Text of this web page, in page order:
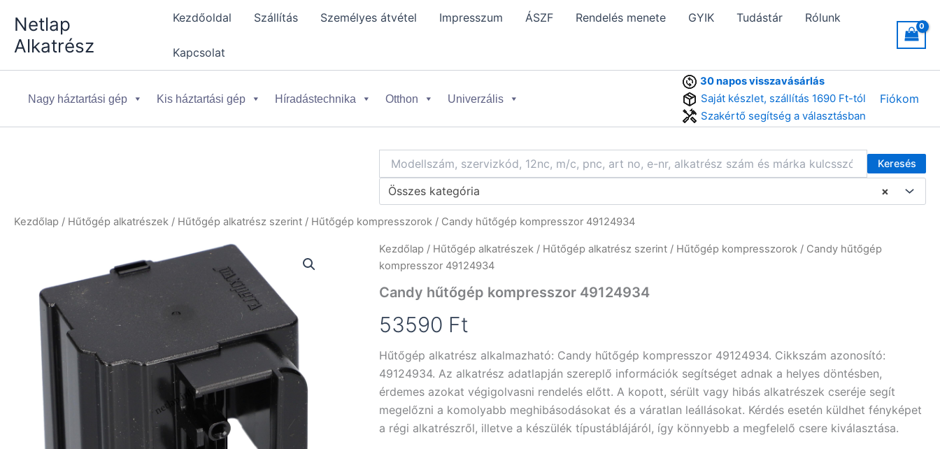
content
Netlap
Alkatrész
Kezdőoldal Szállítás Személyes átvétel Impresszum ÁSZF Rendelés menete GYIK Tudástár Rólunk
Kapcsolat
Nagy háztartási gép Kis háztartási gép Híradástechnika Otthon Univerzális
30 napos visszavásárlás
Saját készlet, szállítás 1690 Ft-tól
Szakértő segítség a választásban
Fiókom
Keresés
×
Összes kategória
Kezdőlap / Hűtőgép alkatrészek / Hűtőgép alkatrész szerint / Hűtőgép kompresszorok / Candy hűtőgép kompresszor 49124934
Kezdőlap / Hűtőgép alkatrészek/ Hűtőgép alkatrész szerint/ Hűtőgép kompresszorok/ Candy hűtőgép
kompresszor 49124934
Candy hűtőgép kompresszor 49124934
53590 Ft
Hűtőgép alkatrész alkalmazható: Candy hűtőgép kompresszor 49124934. Cikkszám azonosító:
49124934. Az alkatrész adatlapján szereplő információk segítséget adnak a helyes döntésben,
érdemes azokat végigolvasni rendelés előtt. A kopott, sérült vagy hibás alkatrészek cseréje segít
megelőzni a komolyabb meghibásodásokat és a váratlan leállásokat. Kérdés esetén küldhet fényképet
a régi alkatrészről, illetve a készülék típustáblájáról, így könnyebb a megfelelő csere kiválasztása.